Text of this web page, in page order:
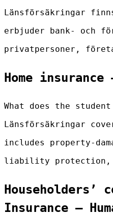
Länsförsäkringar
erbjuder bank- och
privatpersoner,
Home
What does the
Länsförsäkringar
includes property-
liability protection,
Householders’
Insurance –